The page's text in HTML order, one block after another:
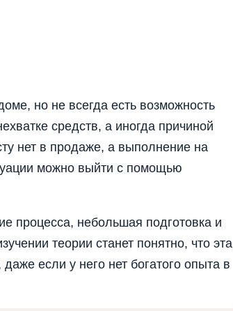
но не всегда есть возможность
средств, а иногда причиной
нет в продаже, а выполнение на
можно выйти с помощью
процесса, небольшая подготовка и
теории станет понятно, что эта
если у него нет богатого опыта в